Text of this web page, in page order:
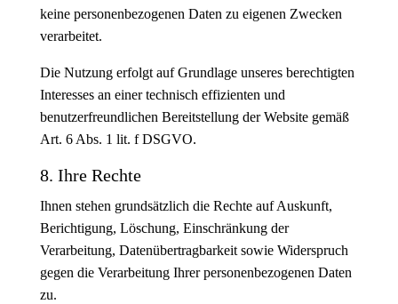
keine personenbezogenen Daten zu eigenen Zwecken
verarbeitet.
Die Nutzung erfolgt auf Grundlage unseres berechtigten
Interesses an einer technisch effizienten und
benutzerfreundlichen Bereitstellung der Website gemäß
Art. 6 Abs. 1 lit. f DSGVO.
8. Ihre Rechte
Ihnen stehen grundsätzlich die Rechte auf Auskunft,
Berichtigung, Löschung, Einschränkung der
Verarbeitung, Datenübertragbarkeit sowie Widerspruch
gegen die Verarbeitung Ihrer personenbezogenen Daten
zu.